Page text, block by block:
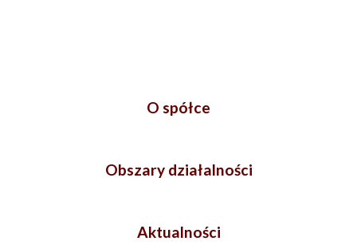
O spółce
Obszary działalności
Aktualności